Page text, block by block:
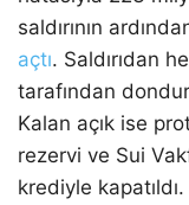
saldırının
açtı. Saldırıdan
tarafından
Kalan açık ise
rezervi ve Sui
krediyle